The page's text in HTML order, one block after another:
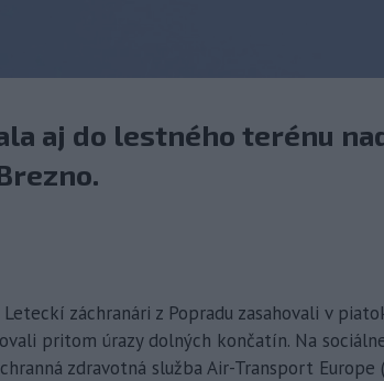
aj do lestného terénu
Leteckí záchranári z Popradu zasahovali v
pritom úrazy dolných končatín. Na
zdravotná služba Air-Transport Europe